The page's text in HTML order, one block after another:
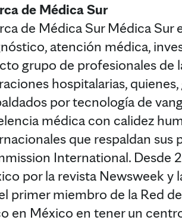
de Médica Sur
de Médica Sur Médica
atención médica,
grupo de profesionales de
hospitalarias,
por tecnología de
médica con calidez
que respaldan
International. Desde
por la revista Newsweek y
primer miembro de la Red
en México en tener un